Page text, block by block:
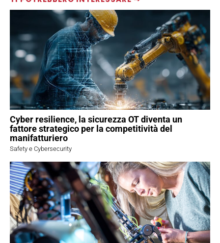
Cyber resilience, la sicurezza OT diventa un
fattore strategico per la competitività del
manifatturiero
Safety e Cybersecurity